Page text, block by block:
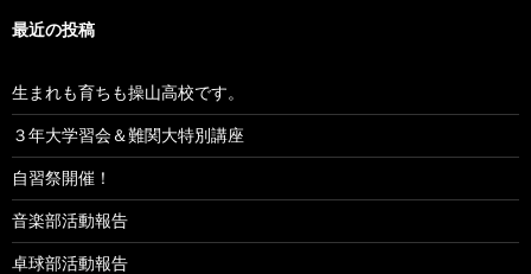
ン
最近の投稿
生まれも育ちも操山高校です。
３年大学習会＆難関大特別講座
自習祭開催！
音楽部活動報告
卓球部活動報告